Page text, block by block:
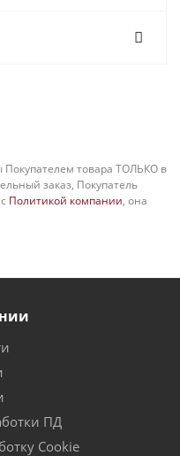
Покупателем товара ТОЛЬКО в
заказ, Покупатель
Политикой компании, она
ПД
Cookie